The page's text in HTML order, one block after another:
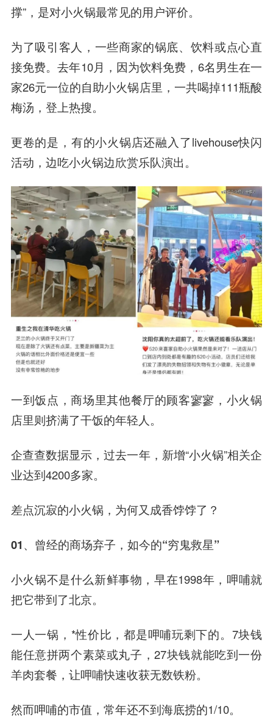
撑”，是对小火锅最常见的用户评价。
为了吸引客人，一些商家的锅底、饮料或点心直
接免费。去年10月，因为饮料免费，6名男生在一
家26元一位的自助小火锅店里，一共喝掉111瓶酸
梅汤，登上热搜。
更卷的是，有的小火锅店还融入了livehouse快闪
活动，边吃小火锅边欣赏乐队演出。
一到饭点，商场里其他餐厅的顾客寥寥，小火锅
店里则挤满了干饭的年轻人。
企查查数据显示，过去一年，新增“小火锅”相关企
业达到4200多家。
差点沉寂的小火锅，为何又成香饽饽了？
01、曾经的商场弃子，如今的“穷鬼救星”
小火锅不是什么新鲜事物，早在1998年，呷哺就
把它带到了北京。
一人一锅，*性价比，都是呷哺玩剩下的。7块钱
能任意拼两个素菜或丸子，27块钱就能吃到一份
羊肉套餐，让呷哺快速收获无数铁粉。
然而呷哺的市值，常年还不到海底捞的1/10。